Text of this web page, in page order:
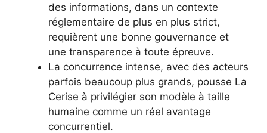
des informations, dans un contexte
réglementaire de plus en plus strict,
requièrent une bonne gouvernance et
une transparence à toute épreuve.
La concurrence intense, avec des acteurs
parfois beaucoup plus grands, pousse La
Cerise à privilégier son modèle à taille
humaine comme un réel avantage
concurrentiel.